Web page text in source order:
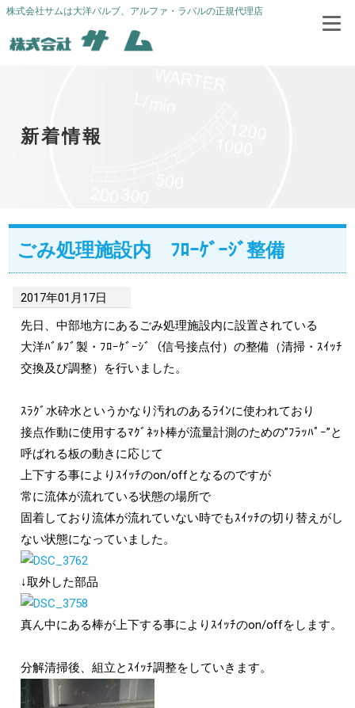
株式会社サムは大洋バルブ、アルファ・ラバルの正規代理店
新着情報
ごみ処理施設内 ﾌﾛｰｹﾞｰｼﾞ整備
2017年01月17日
先日、中部地方にあるごみ処理施設内に設置されている
大洋ﾊﾞﾙﾌﾞ製・ﾌﾛｰｹﾞｰｼﾞ（信号接点付）の整備（清掃・ｽｲｯﾁ
交換及び調整）を行いました。
ｽﾗｸﾞ水砕水というかなり汚れのあるﾗｲﾝに使われており
接点作動に使用するﾏｸﾞﾈｯﾄ棒が流量計測のための”ﾌﾗｯﾊﾟｰ”と
呼ばれる板の動きに応じて
上下する事によりｽｲｯﾁのon/offとなるのですが
常に流体が流れている状態の場所で
固着しており流体が流れていない時でもｽｲｯﾁの切り替えがし
ない状態になっていました。
↓取外した部品
真ん中にある棒が上下する事によりｽｲｯﾁのon/offをします。
分解清掃後、組立とｽｲｯﾁ調整をしていきます。